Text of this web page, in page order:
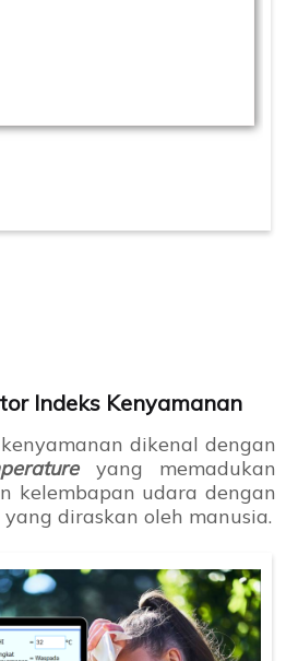
Indeks Kenyamanan
dikenal dengan
yang memadukan
kelembapan udara dengan
diraskan oleh manusia.